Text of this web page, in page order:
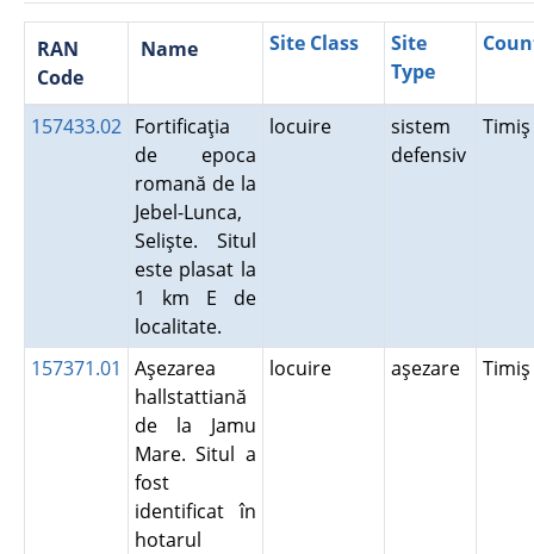
RAN
Code
Name Site Class
Site
Type
157433.02 Fortificaţia
de epoca
romană de la
Jebel-Lunca,
Selişte. Situl
este plasat la
1 km E de
localitate.
locuire
sistem
defensiv
157371.01
Aşezarea
hallstattiană
de la Jamu
Mare. Situl a
fost
identificat în
hotarul
locuire aşezare